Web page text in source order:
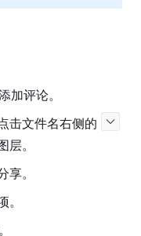
加评论。
击文件名右侧的
层。
。